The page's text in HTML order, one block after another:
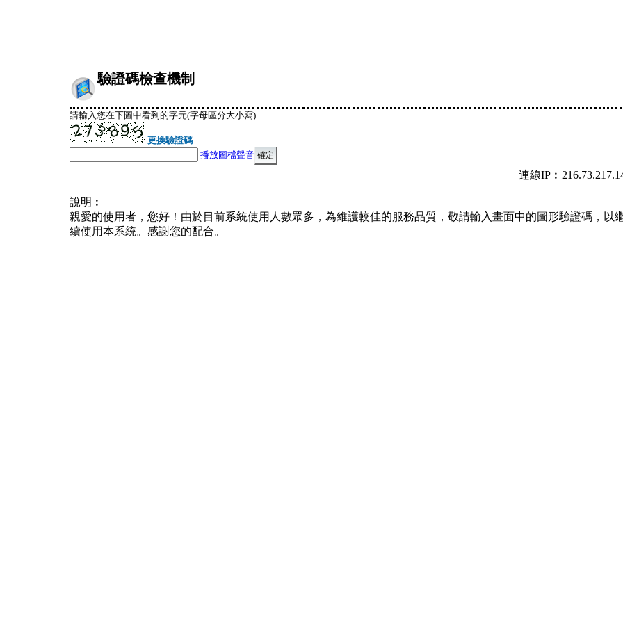
驗證碼檢查機制
請輸入您在下圖中看到的字元(字母區分大小寫)
更換驗證碼
播放圖檔聲音
連線
說明︰
親愛的使用者，您好！由於目前系統使用人數眾多，為維護較佳的服務品質，敬請輸入畫面中的圖形驗證碼，以
續使用本系統。感謝您的配合。